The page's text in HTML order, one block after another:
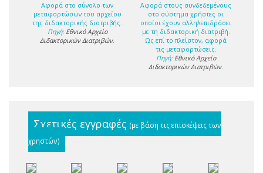
Αφορά στο σύνολο των
μεταφορτώσων του αρχείου
της διδακτορικής διατριβής.
Πηγή: Εθνικό Αρχείο
Διδακτορικών Διατριβών.
Αφορά στους συνδεδεμένους
στο σύστημα χρήστες οι
οποίοι έχουν αλληλεπιδράσει
με τη διδακτορική διατριβή.
Ως επί το πλείστον, αφορά
τις μεταφορτώσεις.
Πηγή: Εθνικό Αρχείο
Διδακτορικών Διατριβών.
Σχετικές εγγραφές (με βάση τις επισκέψεις των
χρηστών)